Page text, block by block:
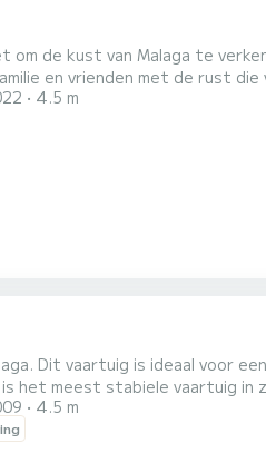
om de kust van Malaga te
top, zonnedek, zwemtrap,
4.5 m
Dit vaartuig is ideaal voor
het meest stabiele vaartuig in
voorkant, een bimini-top, radio
15 pk motor, maximale
4.5 m